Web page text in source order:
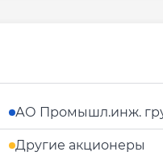
АО Промышл.инж.
Другие акционеры